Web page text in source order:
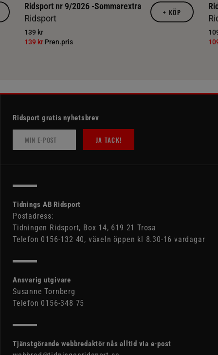
Ridsport nr 9/2026 -Sommarextra
Ridsport
139 kr
139 kr Pren.pris
+ KÖP
Ridsport gratis nyhetsbrev
JA TACK!
Tidnings AB Ridsport
Postadress:
Tidningen Ridsport, Box 14, 619 21 Trosa
Telefon 0156-132 40, växeln öppen kl 8.30-16 vardagar
Ansvarig utgivare
Susanne Tornberg
Telefon 0156-348 75
Tjänstgörande webbredaktör nås alltid via e-post